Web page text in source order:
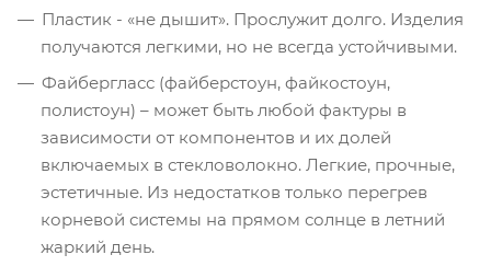
Пластик - «не дышит». Прослужит долго. Изделия
получаются легкими, но не всегда устойчивыми.
Файбергласс (файберстоун, файкостоун,
полистоун) – может быть любой фактуры в
зависимости от компонентов и их долей
включаемых в стекловолокно. Легкие, прочные,
эстетичные. Из недостатков только перегрев
корневой системы на прямом солнце в летний
жаркий день.